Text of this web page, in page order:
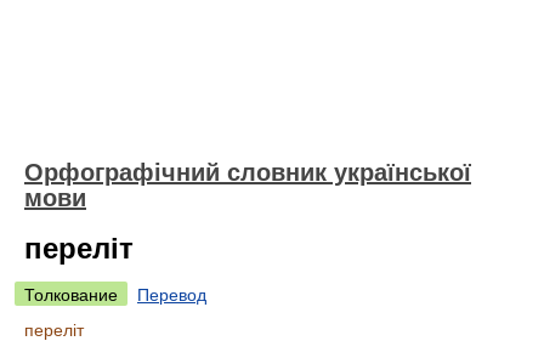
Орфографічний словник української
мови
переліт
Толкование
Перевод
переліт